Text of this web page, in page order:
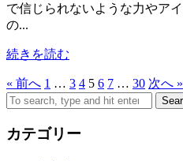
で信じられないような力やア
の...
続きを読む
« 前へ 1 … 3 4 5 6 7 … 30 次へ »
カテゴリー